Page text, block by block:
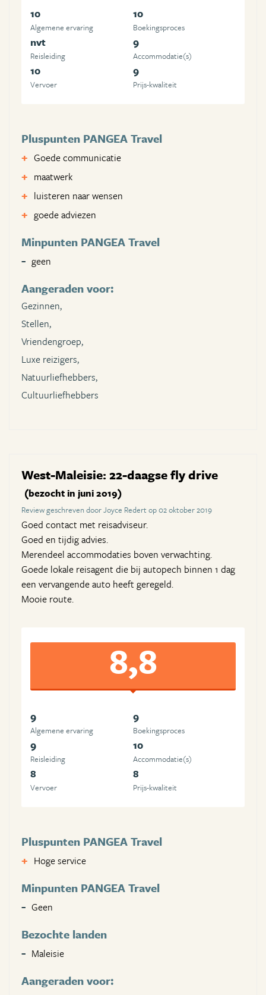
10
Algemene ervaring
10
Boekingsproces
nvt
Reisleiding
9
Accommodatie(s)
10
Vervoer
9
Prijs-kwaliteit
Pluspunten PANGEA Travel
Goede communicatie
maatwerk
luisteren naar wensen
goede adviezen
Minpunten PANGEA Travel
geen
Aangeraden voor:
Gezinnen,
Stellen,
Vriendengroep,
Luxe reizigers,
Natuurliefhebbers,
Cultuurliefhebbers
West-Maleisie: 22-daagse fly drive
(bezocht in juni 2019)
Review geschreven door Joyce Redert op 02 oktober 2019
Goed contact met reisadviseur.
Goed en tijdig advies.
Merendeel accommodaties boven verwachting.
Goede lokale reisagent die bij autopech binnen 1 dag
een vervangende auto heeft geregeld.
Mooie route.
8,8
9
Algemene ervaring
9
Boekingsproces
9
Reisleiding
10
Accommodatie(s)
8
Vervoer
8
Prijs-kwaliteit
Pluspunten PANGEA Travel
Hoge service
Minpunten PANGEA Travel
Geen
Bezochte landen
Maleisie
Aangeraden voor: